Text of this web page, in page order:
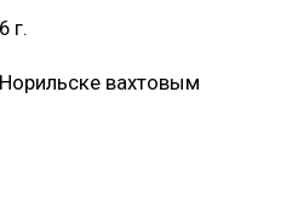
г.
вахтовым